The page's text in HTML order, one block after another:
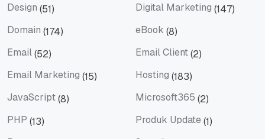
Design (51) Digital Marketing (147)
Domain (174) eBook (8)
Email(52) Email Client(2)
Email Marketing (15) Hosting (183)
JavaScript(8) Microsoft365 (2)
PHP (13) Produk Update (1)